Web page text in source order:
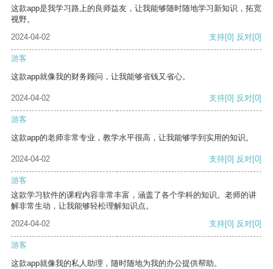
这款app是我学习路上的良师益友，让我能够随时随地学习新知识，拓宽
视野。
2024-04-02
支持[0] 反对[0]
游客
这款app就像我的财务顾问，让我能够省钱又省心。
2024-04-02 支持[0] 反对[0]
游客
这款app的老师非常专业，教学水平很高，让我能够学到实用的知识。
2024-04-02 支持[0] 反对[0]
游客
这款学习软件的课程内容非常丰富，涵盖了各个学科的知识。老师的讲
解非常生动，让我能够轻松理解知识点。
2024-04-02
支持[0] 反对[0]
游客
这款app就像我的私人助理，随时随地为我的办公提供帮助。